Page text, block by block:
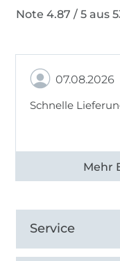
Note 4.87 / 5 aus
07.08.2026
Schnelle
Alle 82990
Service